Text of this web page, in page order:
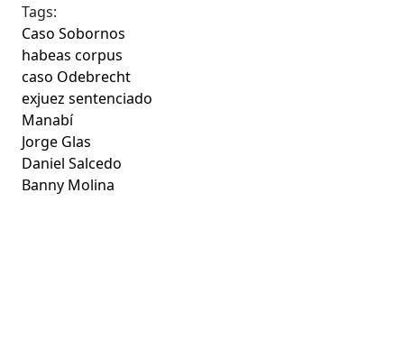
Tags:
Caso Sobornos
habeas corpus
caso Odebrecht
exjuez sentenciado
Manabí
Jorge Glas
Daniel Salcedo
Banny Molina